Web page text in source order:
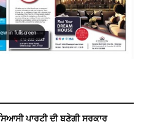
ਪਾਰਟੀ ਦੀ ਬਣੇਗੀ ਸਰਕਾਰ